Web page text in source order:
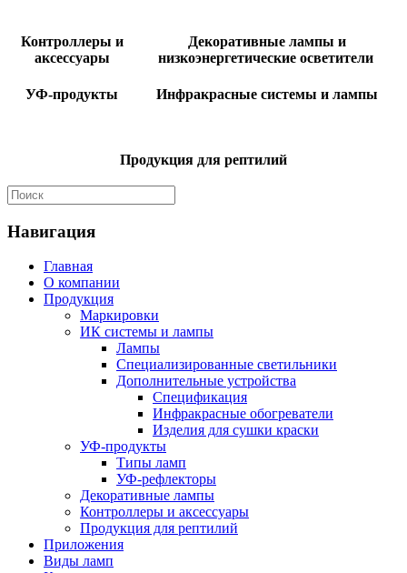
Контроллеры и
аксессуары
Декоративные лампы и
низкоэнергетические осветители
УФ-продукты Инфракрасные системы и лампы
Продукция для рептилий
Навигация
Главная
О компании
Продукция
Маркировки
ИК системы и лампы
Лампы
Специализированные светильники
Дополнительные устройства
Спецификация
Инфракрасные обогреватели
Изделия для сушки краски
УФ-продукты
Типы ламп
УФ-рефлекторы
Декоративные лампы
Контроллеры и аксессуары
Продукция для рептилий
Приложения
Виды ламп